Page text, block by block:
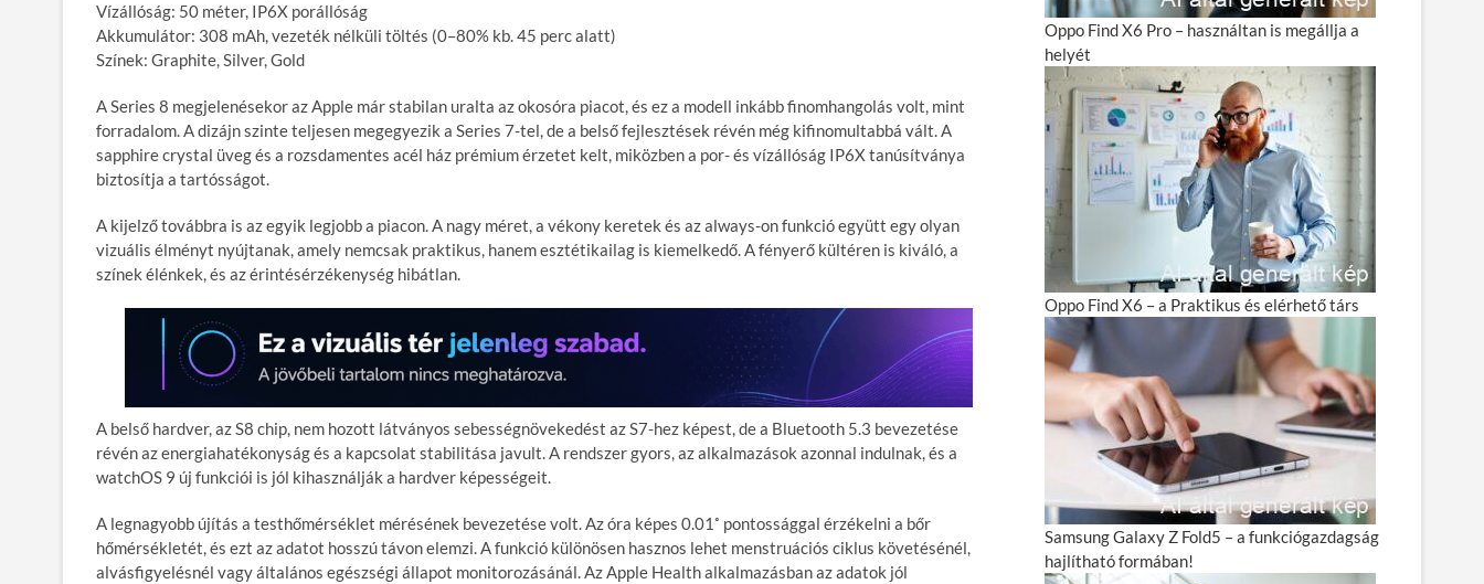
Vízállóság: 50 méter, IP6X porállóság
Akkumulátor: 308 mAh, vezeték nélküli töltés (0–80% kb. 45 perc alatt)
Színek: Graphite, Silver, Gold
A Series 8 megjelenésekor az Apple már stabilan uralta az okosóra piacot, és ez a modell inkább finomhangolás volt, mint
forradalom. A dizájn szinte teljesen megegyezik a Series 7-tel, de a belső fejlesztések révén még kifinomultabbá vált. A
sapphire crystal üveg és a rozsdamentes acél ház prémium érzetet kelt, miközben a por- és vízállóság IP6X tanúsítványa
biztosítja a tartósságot.
A kijelző továbbra is az egyik legjobb a piacon. A nagy méret, a vékony keretek és az always-on funkció együtt egy olyan
vizuális élményt nyújtanak, amely nemcsak praktikus, hanem esztétikailag is kiemelkedő. A fényerő kültéren is kiváló, a
színek élénkek, és az érintésérzékenység hibátlan.
A belső hardver, az S8 chip, nem hozott látványos sebességnövekedést az S7-hez képest, de a Bluetooth 5.3 bevezetése
révén az energiahatékonyság és a kapcsolat stabilitása javult. A rendszer gyors, az alkalmazások azonnal indulnak, és a
watchOS 9 új funkciói is jól kihasználják a hardver képességeit.
A legnagyobb újítás a testhőmérséklet mérésének bevezetése volt. Az óra képes 0.01˚ pontossággal érzékelni a bőr
hőmérsékletét, és ezt az adatot hosszú távon elemzi. A funkció különösen hasznos lehet menstruációs ciklus követésénél,
alvásfigyelésnél vagy általános egészségi állapot monitorozásánál. Az Apple Health alkalmazásban az adatok jól
Oppo Find X6 Pro – használtan is megállja a
helyét
Oppo Find X6 – a Praktikus és elérhető társ
Samsung Galaxy Z Fold5 – a funkciógazdagság
hajlítható formában!